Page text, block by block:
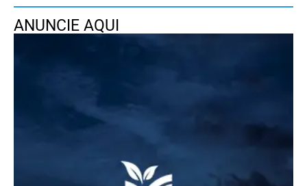
ANUNCIE AQUI